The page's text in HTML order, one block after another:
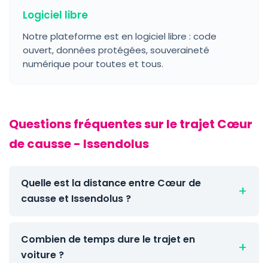
Logiciel libre
Notre plateforme est en logiciel libre : code
ouvert, données protégées, souveraineté
numérique pour toutes et tous.
Questions fréquentes sur le trajet Cœur
de causse - Issendolus
Quelle est la distance entre Cœur de
causse et Issendolus ?
Combien de temps dure le trajet en
voiture ?